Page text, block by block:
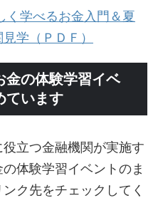
く学べるお金入門＆夏
学（ＰＤＦ）
金の体験学習イベ
ています
立つ金融機関が実施す
体験学習イベントのま
ク先をチェックしてく